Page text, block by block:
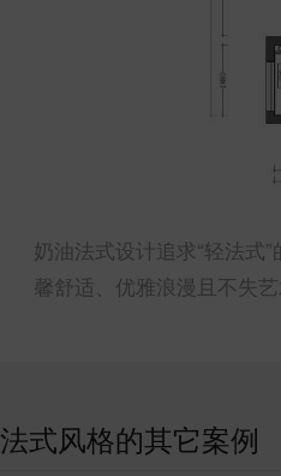
奶油法式设计追求“轻法式
馨舒适、优雅浪漫且不失
法式风格的其它案例